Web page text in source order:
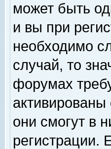
может быть
и вы при
необходимо
случай, то
форумах
они смогут в
регистрации.